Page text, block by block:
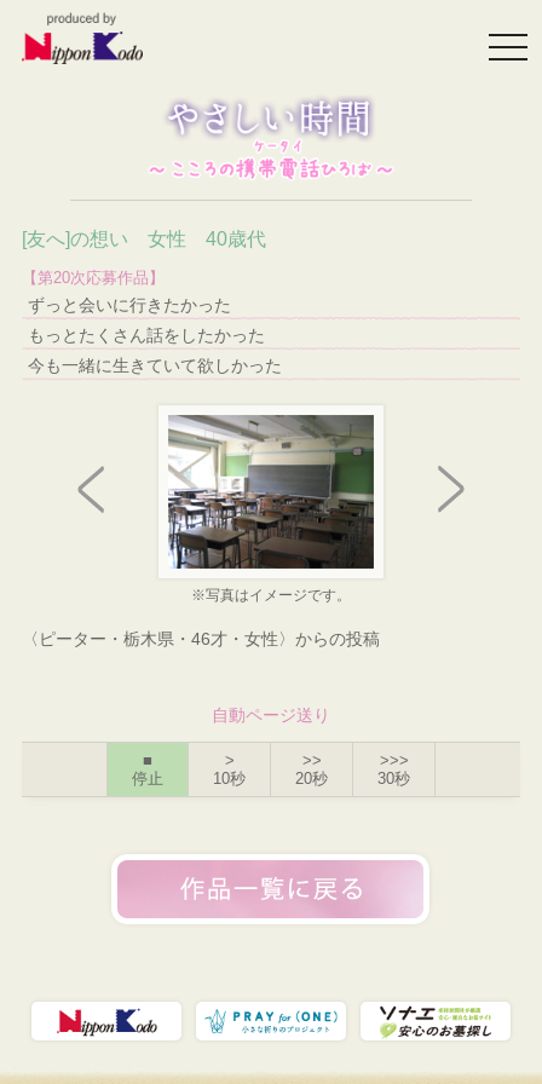
[友へ]の想い 女性 40歳代
【第20次応募作品】
ずっと会いに行きたかった
もっとたくさん話をしたかった
今も一緒に生きていて欲しかった
※写真はイメージです。
〈ピーター・栃木県・46才・女性〉からの投稿
自動ページ送り
■
停止
>
10秒
>>
20秒
>>>
30秒